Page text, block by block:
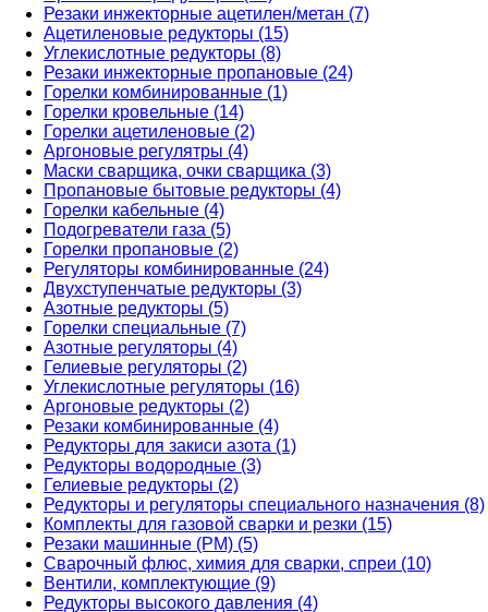
Резаки инжекторные ацетилен/метан (7)
Ацетиленовые редукторы (15)
Углекислотные редукторы (8)
Резаки инжекторные пропановые (24)
Горелки комбинированные (1)
Горелки кровельные (14)
Горелки ацетиленовые (2)
Аргоновые регулятры (4)
Маски сварщика, очки сварщика (3)
Пропановые бытовые редукторы (4)
Горелки кабельные (4)
Подогреватели газа (5)
Горелки пропановые (2)
Регуляторы комбинированные (24)
Двухступенчатые редукторы (3)
Азотные редукторы (5)
Горелки специальные (7)
Азотные регуляторы (4)
Гелиевые регуляторы (2)
Углекислотные регуляторы (16)
Аргоновые редукторы (2)
Резаки комбинированные (4)
Редукторы для закиси азота (1)
Редукторы водородные (3)
Гелиевые редукторы (2)
Редукторы и регуляторы специального назначения (8)
Комплекты для газовой сварки и резки (15)
Резаки машинные (РМ) (5)
Сварочный флюс, химия для сварки, спреи (10)
Вентили, комплектующие (9)
Редукторы высокого давления (4)